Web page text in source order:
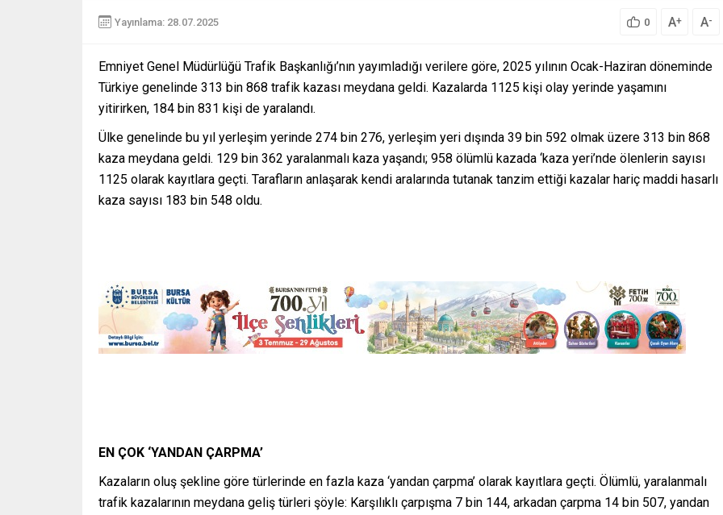
Yayınlama: 28.07.2025 0 A+ A-
Emniyet Genel Müdürlüğü Trafik Başkanlığı’nın yayımladığı verilere göre, 2025 yılının Ocak-Haziran döneminde
Türkiye genelinde 313 bin 868 trafik kazası meydana geldi. Kazalarda 1125 kişi olay yerinde yaşamını
yitirirken, 184 bin 831 kişi de yaralandı.
Ülke genelinde bu yıl yerleşim yerinde 274 bin 276, yerleşim yeri dışında 39 bin 592 olmak üzere 313 bin 868
kaza meydana geldi. 129 bin 362 yaralanmalı kaza yaşandı; 958 ölümlü kazada ‘kaza yeri’nde ölenlerin sayısı
1125 olarak kayıtlara geçti. Tarafların anlaşarak kendi aralarında tutanak tanzim ettiği kazalar hariç maddi hasarlı
kaza sayısı 183 bin 548 oldu.
EN ÇOK ‘YANDAN ÇARPMA’
Kazaların oluş şekline göre türlerinde en fazla kaza ‘yandan çarpma’ olarak kayıtlara geçti. Ölümlü, yaralanmalı
trafik kazalarının meydana geliş türleri şöyle: Karşılıklı çarpışma 7 bin 144, arkadan çarpma 14 bin 507, yandan